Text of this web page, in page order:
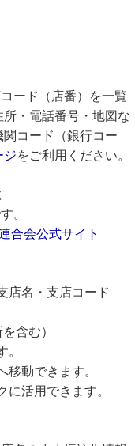
ード（店番）を一覧
・電話番号・地図な
コード（銀行コー
ジをご利用ください。
。
合会公式サイト
店名・支店コード
含む）
。
移動できます。
活用できます。